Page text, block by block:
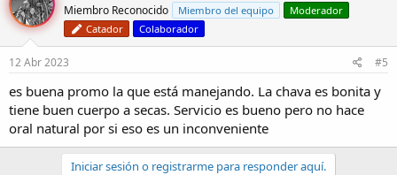
Miembro Reconocido Miembro del equipo
Moderador
Catador
Colaborador
12 Abr 2023 #5
es buena promo la que está manejando. La chava es bonita y
tiene buen cuerpo a secas. Servicio es bueno pero no hace
oral natural por si eso es un inconveniente
Iniciar sesión o registrarme para responder aquí.